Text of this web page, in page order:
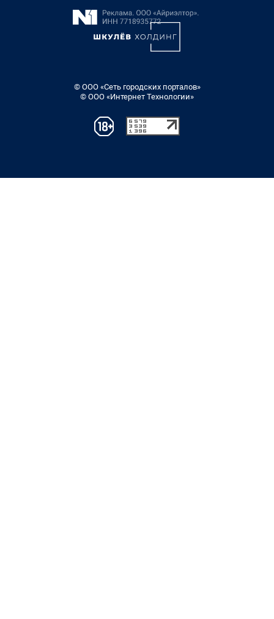
© ООО «Сеть городских порталов»
© ООО «Интернет Технологии»